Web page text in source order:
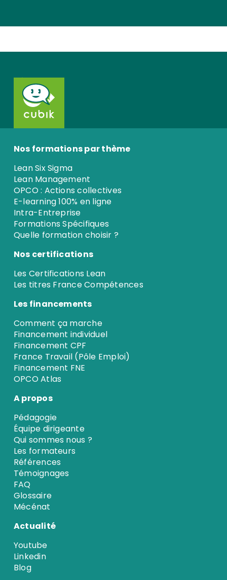
Nos formations par thème
Lean Six Sigma
Lean Management
OPCO : Actions collectives
E-learning 100% en ligne
Intra-Entreprise
Formations Spécifiques
Quelle formation choisir ?
Nos certifications
Les Certifications Lean
Les titres France Compétences
Les financements
Comment ça marche
Financement individuel
Financement CPF
France Travail (Pôle Emploi)
Financement FNE
OPCO Atlas
A propos
Pédagogie
Équipe dirigeante
Qui sommes nous ?
Les formateurs
Références
Témoignages
FAQ
Glossaire
Mécénat
Actualité
Youtube
Linkedin
Blog